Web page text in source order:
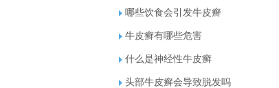
哪些饮食会引发牛皮癣
牛皮癣有哪些危害
什么是神经性牛皮癣
头部牛皮癣会导致脱发吗